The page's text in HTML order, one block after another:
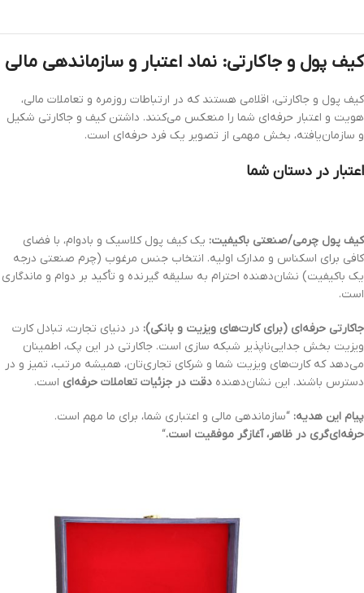
کیف پول و جاکارتی: نماد اعتبار و سازماندهی مالی
کیف پول و جاکارتی، اقلامی هستند که در ارتباطات روزمره و تعاملات مالی،
هویت و اعتبار حرفه‌ای شما را منعکس می‌کنند. داشتن کیف و جاکارتی شکیل
و سازمان‌یافته، بخش مهمی از تصویر یک فرد حرفه‌ای است.
اعتبار در دستان شما
کیف پول چرمی/صنعتی باکیفیت: یک کیف پول کلاسیک و بادوام، با فضای
کافی برای اسکناس و مدارک اولیه. انتخاب جنس مرغوب (چرم صنعتی درجه
یک باکیفیت) نشان‌دهنده احترام به سلیقه گیرنده و تأکید بر دوام و ماندگاری
است.
جاکارتی حرفه‌ای (برای کارت‌های ویزیت و بانکی): در دنیای تجارت، تبادل کارت
ویزیت بخش جدایی‌ناپذیر شبکه سازی است. جاکارتی در این پک، اطمینان
می‌دهد که کارت‌های ویزیت شما و شرکای تجاری‌تان، همیشه مرتب، تمیز و در
دسترس باشند. این نشان‌دهنده دقت در جزئیات تعاملات حرفه‌ای است.
پیام این هدیه: “سازماندهی مالی و اعتباری شما، برای ما مهم است.
حرفه‌ای‌گری در ظاهر، آغازگر موفقیت است.“